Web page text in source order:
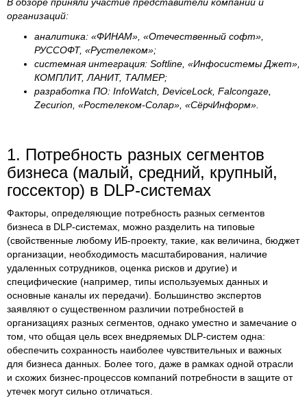
организаций:
аналитика: «ФИНАМ», «Отечественный софт»,
РУССОФТ, «Рустелеком»;
системная интеграция: Softline, «Инфосистемы Джет»,
КОМПЛИТ, ЛАНИТ, ТАЛМЕР;
разработка ПО: InfoWatch, DeviceLock, Falcongaze,
Zecurion, «Ростелеком-Солар», «СёрчИнформ».
1. Потребность разных сегментов
бизнеса (малый, средний, крупный,
госсектор) в DLP-системах
Факторы, определяющие потребность разных сегментов
бизнеса в DLP-системах, можно разделить на типовые
(свойственные любому ИБ-проекту, такие, как величина, бюджет
организации, необходимость масштабирования, наличие
удаленных сотрудников, оценка рисков и другие) и
специфические (например, типы используемых данных и
основные каналы их передачи). Большинство экспертов
заявляют о существенном различии потребностей в
организациях разных сегментов, однако уместно и замечание о
том, что общая цель всех внедряемых DLP-систем одна:
обеспечить сохранность наиболее чувствительных и важных
для бизнеса данных. Более того, даже в рамках одной отрасли
и схожих бизнес-процессов компаний потребности в защите от
утечек могут сильно отличаться.